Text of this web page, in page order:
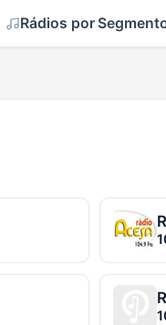
Rádios por